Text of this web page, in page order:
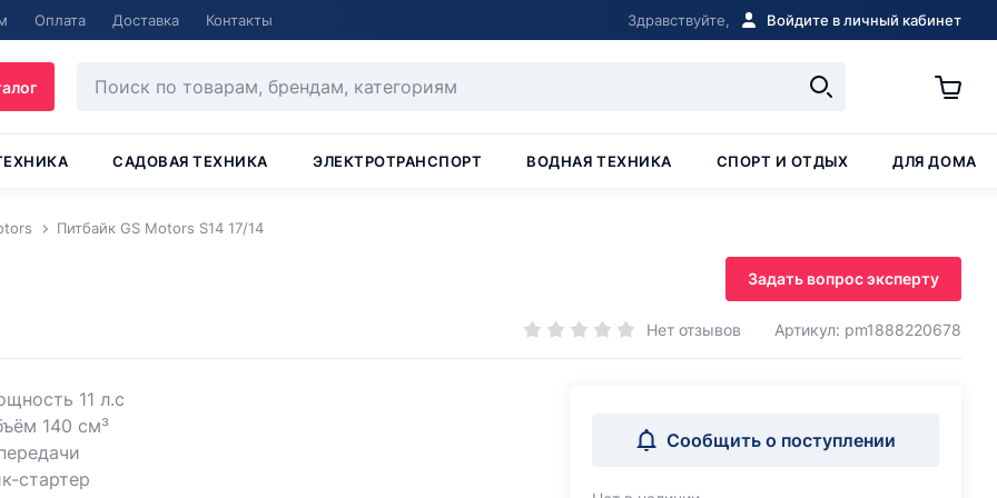
Оплата Доставка Контакты Здравствуйте, Войдите в личный кабинет
САДОВАЯ ТЕХНИКА ЭЛЕКТРОТРАНСПОРТ ВОДНАЯ ТЕХНИКА СПОРТ И ОТДЫХ ДЛЯ ДОМА
Питбайк GS Motors S14 17/14
Задать вопрос эксперту
Нет отзывов Артикул: pm1888220678
11 л.с
140 см³
стартер
Сообщить о поступлении